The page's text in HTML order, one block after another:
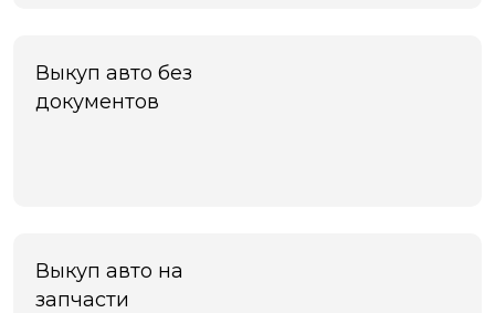
Шахты
Электросталь
Выкуп авто без
документов
Выкуп авто на
запчасти